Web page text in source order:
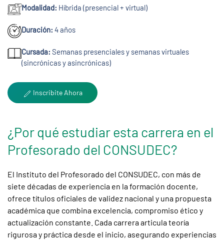
Modalidad: Híbrida (presencial + virtual)
Duración: 4 años
Cursada: Semanas presenciales y semanas virtuales
(sincrónicas y asincrónicas)
Inscribite Ahora
¿Por qué estudiar esta carrera en el
Profesorado del CONSUDEC?
El Instituto del Profesorado del CONSUDEC, con más de
siete décadas de experiencia en la formación docente,
ofrece títulos oficiales de validez nacional y una propuesta
académica que combina excelencia, compromiso ético y
actualización constante. Cada carrera articula teoría
rigurosa y práctica desde el inicio, asegurando experiencias